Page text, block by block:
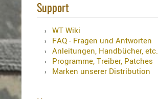
1911er
Holster
Beretta
Holster
Support
WT Wiki
FAQ - Fragen und Antworten
Anleitungen, Handbücher, etc.
Programme, Treiber, Patches
Marken unserer Distribution